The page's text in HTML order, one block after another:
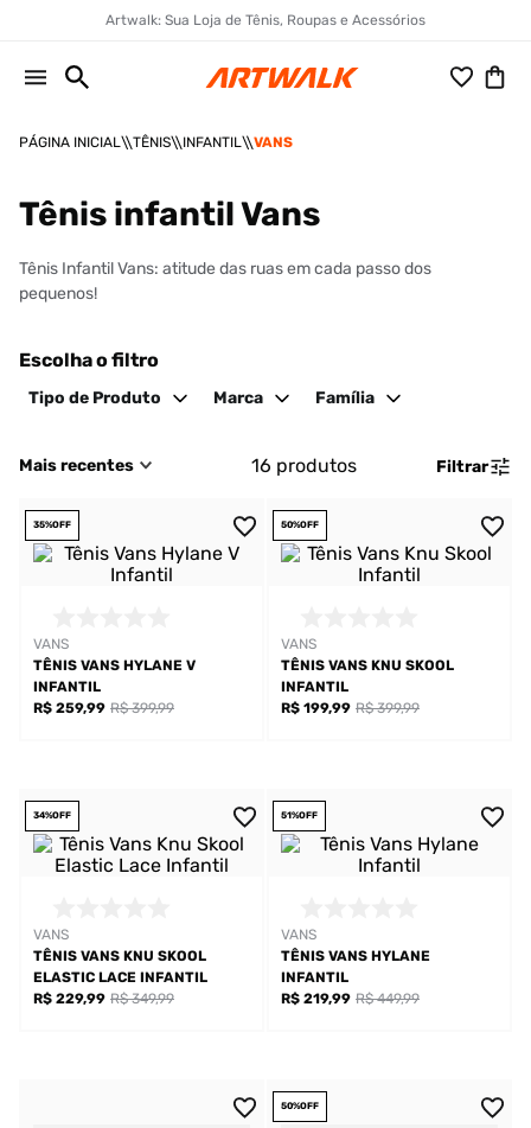
Artwalk: Sua Loja de Tênis, Roupas e Acessórios
TÊNIS INFANTIL VANS
Tênis infantil Vans
Tênis Infantil Vans: atitude das ruas em cada passo dos
pequenos!
Escolha o filtro
Tipo de Produto Marca Família
Mais recentes 16 produtos Filtrar
35%OFF
VANS
TÊNIS VANS HYLANE V
INFANTIL
R$ 259,99 R$ 399,99
50%OFF
VANS
TÊNIS VANS KNU SKOOL
INFANTIL
R$ 199,99 R$ 399,99
34%OFF
VANS
TÊNIS VANS KNU SKOOL
ELASTIC LACE INFANTIL
R$ 229,99 R$ 349,99
51%OFF
VANS
TÊNIS VANS HYLANE
INFANTIL
R$ 219,99 R$ 449,99
50%OFF